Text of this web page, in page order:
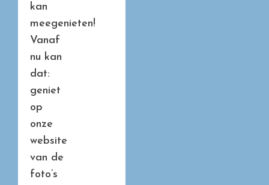
kan
meegenieten!
Vanaf
nu kan
dat:
geniet
op
onze
website
van de
foto’s